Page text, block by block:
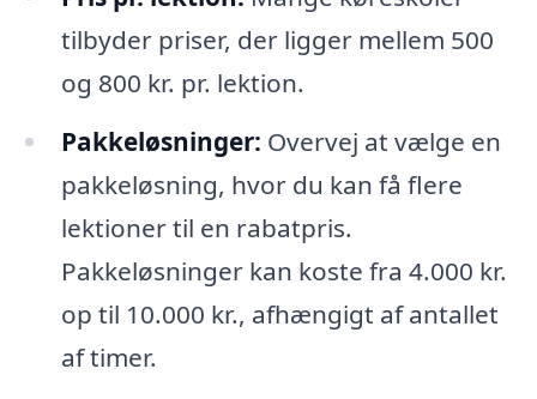
tilbyder priser, der ligger mellem 500
og 800 kr. pr. lektion.
Pakkeløsninger: Overvej at vælge en
pakkeløsning, hvor du kan få flere
lektioner til en rabatpris.
Pakkeløsninger kan koste fra 4.000 kr.
op til 10.000 kr., afhængigt af antallet
af timer.